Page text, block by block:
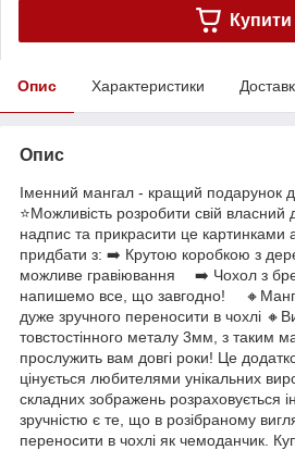
Купити
Опис Характеристики
Опис
Іменний мангал - кращий подарунок
⭐️Можливість розробити свій
надпис та прикрасити це
придбати з: ➡️ Крутою коробкою з
можливе гравіювання ⠀ ➡️ Чохол з
напишемо все, що завгодно! ⠀
дуже зручного переносити в чoхлі
товстостінного металу 3мм, з таким
прослужить вам довгі роки! Це
цінується любителями унікальних
складних зображень розраховується
зручністю є те, що в розібраному
переносити в чохлі як чемоданчик.